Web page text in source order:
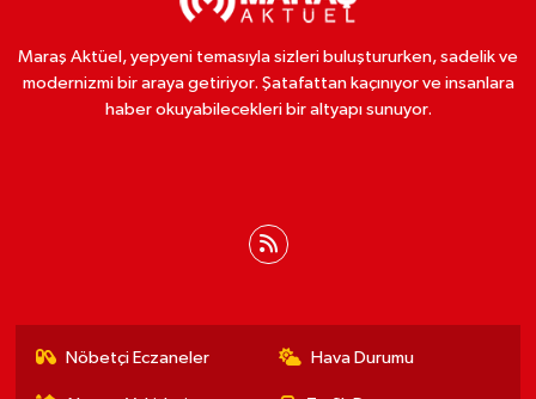
Maraş Aktüel, yepyeni temasıyla sizleri buluştururken, sadelik ve
modernizmi bir araya getiriyor. Şatafattan kaçınıyor ve insanlara
haber okuyabilecekleri bir altyapı sunuyor.
Nöbetçi Eczaneler Hava Durumu